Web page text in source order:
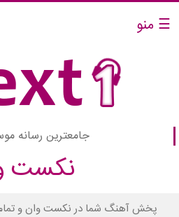
☰ منو
جامعترین رسانه
نکست
پخش آهنگ شما در نکست وان و